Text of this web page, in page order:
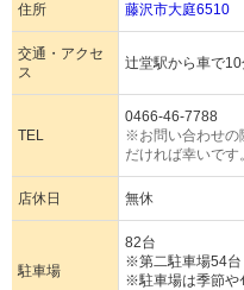
住所 藤沢市大庭6510
交通・アクセ
ス
辻堂駅から車で
TEL
0466-46-7788
※お問い合わせの
だければ幸いです。
店休日 無休
駐車場
82台
※第二駐車場54台
※駐車場は季節や